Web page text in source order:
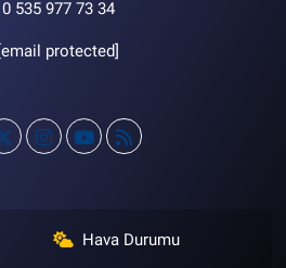
0 535 977 73 34
[email protected]
Hava Durumu